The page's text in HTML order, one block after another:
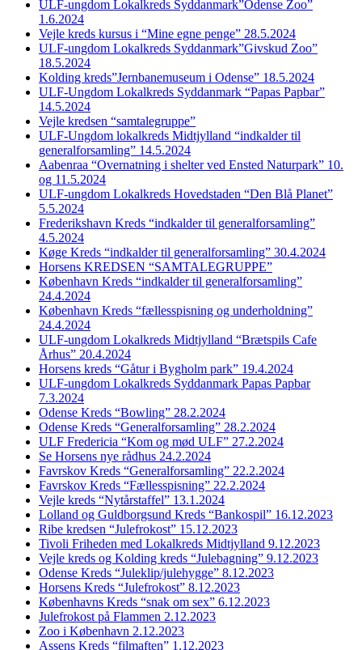
ULF-ungdom Lokalkreds Syddanmark”Odense Zoo”
1.6.2024
Vejle kreds kursus i “Mine egne penge” 28.5.2024
ULF-ungdom Lokalkreds Syddanmark”Givskud Zoo”
18.5.2024
Kolding kreds”Jernbanemuseum i Odense” 18.5.2024
ULF-Ungdom Lokalkreds Syddanmark “Papas Papbar”
14.5.2024
Vejle kredsen “samtalegruppe”
ULF-Ungdom lokalkreds Midtjylland “indkalder til
generalforsamling” 14.5.2024
Aabenraa “Overnatning i shelter ved Ensted Naturpark” 10.
og 11.5.2024
ULF-ungdom Lokalkreds Hovedstaden “Den Blå Planet”
5.5.2024
Frederikshavn Kreds “indkalder til generalforsamling”
4.5.2024
Køge Kreds “indkalder til generalforsamling” 30.4.2024
Horsens KREDSEN “SAMTALEGRUPPE”
København Kreds “indkalder til generalforsamling”
24.4.2024
København Kreds “fællesspisning og underholdning”
24.4.2024
ULF-ungdom Lokalkreds Midtjylland “Brætspils Cafe
Århus” 20.4.2024
Horsens kreds “Gåtur i Bygholm park” 19.4.2024
ULF-ungdom Lokalkreds Syddanmark Papas Papbar
7.3.2024
Odense Kreds “Bowling” 28.2.2024
Odense Kreds “Generalforsamling” 28.2.2024
ULF Fredericia “Kom og mød ULF” 27.2.2024
Se Horsens nye rådhus 24.2.2024
Favrskov Kreds “Generalforsamling” 22.2.2024
Favrskov Kreds “Fællesspisning” 22.2.2024
Vejle kreds “Nytårstaffel” 13.1.2024
Lolland og Guldborgsund Kreds “Bankospil” 16.12.2023
Ribe kredsen “Julefrokost” 15.12.2023
Tivoli Friheden med Lokalkreds Midtjylland 9.12.2023
Vejle kreds og Kolding kreds “Julebagning” 9.12.2023
Odense Kreds “Juleklip/julehygge” 8.12.2023
Horsens Kreds “Julefrokost” 8.12.2023
Københavns Kreds “snak om sex” 6.12.2023
Julefrokost på Flammen 2.12.2023
Zoo i København 2.12.2023
Assens Kreds “filmaften” 1.12.2023